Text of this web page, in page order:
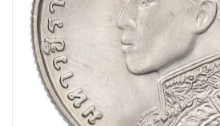
Юбилейные монеты Банка России (с
Памятные и инвестиционные
Иностранные монеты